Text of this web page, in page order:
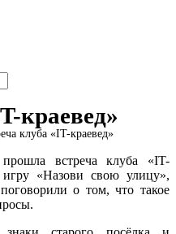
краевед»
клуба «IT-краевед»
встреча клуба «IT-
«Назови свою улицу»,
о том, что такое